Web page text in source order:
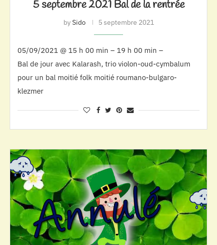
5 septembre 2021 Bal de la rentrée
bySido 5 septembre 2021
05/09/2021 @ 15 h 00 min – 19 h 00 min –
Bal de jour avec Kalarash, trio violon-oud-cymbalum
pour un bal moitié folk moitié roumano-bulgaro-
klezmer